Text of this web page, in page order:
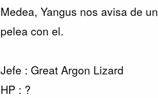
Medea, Yangus nos avisa de
pelea con el.
Jefe : Great Argon Lizard
HP : ?